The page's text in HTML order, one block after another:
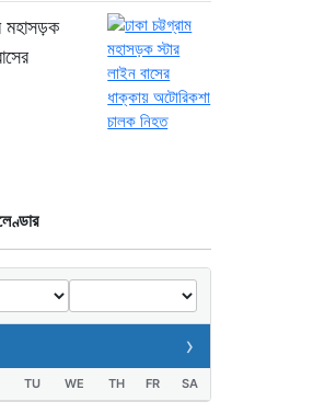
সহযোগী’, সাকিবকে নিয়ে
বিস্ফোরক আসিফ আকবর
“ইলিয়াস আলীকে অপহরণ-
খাগড়াছড়ি রামগড় পুলিশের
অভিযানে: ১৫ পিস ইয়াবাসহ
যুবক গ্রেপ্তার
মহাসড়ক
›
TU WE TH FR SA